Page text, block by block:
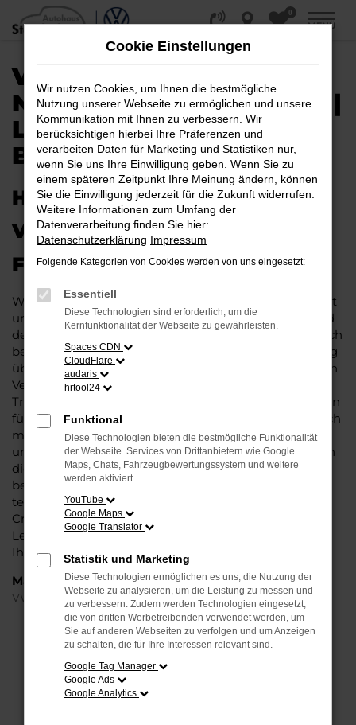
Zum
Hauptinhalt
0
MENÜ
VW T-CROSS EU-
NEUWAGEN / REIMPORT |
LIEFERSERVICE NACH
BERLIN
HERAUSRAGENDE QUALITÄT:
VW T-CROSS EU-NEUWAGEN
FÜR BERLIN
Wer in puncto Qualität keinerlei Kompromisse eingeht
und bei Fahrten durch Berlin auf dem neuesten Stand
der Automobiltechnik sein möchte, landet unweigerlich
bei einem VW T-Cross EU-Neuwagen. Dieses Fahrzeug
überzeugt vor allem in der aktuellen Generation in den
Vergleichstests und gilt in vielerlei Hinsicht als
Trendsetter. Wenn Sie Ihren VW T-Cross EU-Neuwagen
für Berlin bei Steinböhmer kaufen, profitieren Sie gleich
mehrfach. So bieten wir einen umfangreichen Service
und bringen eine Erfahrung von mehr als 80 Jahren in
die Beratung mit ein. Darüber hinaus sichern Sie sich
bei jedem Kauf einen Rabatt bzw. Nachlass, der
teilweise im zweistelligen Prozentbereich liegt. VW T-
Cross EU-Neuwagen für Berlin sind bei uns auch im
Leasing zu haben und entsprechend zu 100 Prozent
Ihren individuellen Vorstellungen.
Marken
VW
FEHLER: NETWORK ERROR
Beim Laden ist ein Fehler aufgetreten.
Hier sind ein paar Tipps, die dir helfen können:
Cookie Einstellungen
Wir nutzen Cookies, um Ihnen die bestmögliche
Nutzung unserer Webseite zu ermöglichen und unsere
Kommunikation mit Ihnen zu verbessern. Wir
berücksichtigen hierbei Ihre Präferenzen und
verarbeiten Daten für Marketing und Statistiken nur,
wenn Sie uns Ihre Einwilligung geben. Wenn Sie zu
einem späteren Zeitpunkt Ihre Meinung ändern, können
Sie die Einwilligung jederzeit für die Zukunft widerrufen.
Weitere Informationen zum Umfang der
Datenverarbeitung finden Sie hier:
Datenschutzerklärung Impressum
Folgende Kategorien von Cookies werden von uns eingesetzt:
Essentiell
Diese Technologien sind erforderlich, um die
Kernfunktionalität der Webseite zu gewährleisten.
Spaces CDN
CloudFlare
audaris
hrtool24
Funktional
Diese Technologien bieten die bestmögliche Funktionalität
der Webseite. Services von Drittanbietern wie Google
Maps, Chats, Fahrzeugbewertungssystem und weitere
werden aktiviert.
YouTube
Google Maps
Google Translator
Statistik und Marketing
Diese Technologien ermöglichen es uns, die Nutzung der
Webseite zu analysieren, um die Leistung zu messen und
zu verbessern. Zudem werden Technologien eingesetzt,
die von dritten Werbetreibenden verwendet werden, um
Sie auf anderen Webseiten zu verfolgen und um Anzeigen
zu schalten, die für Ihre Interessen relevant sind.
Google Tag Manager
Google Ads
Google Analytics